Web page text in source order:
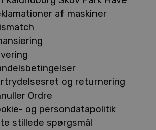
af maskiner
og returnering
Ordre
og persondatapolitik
stillede spørgsmål